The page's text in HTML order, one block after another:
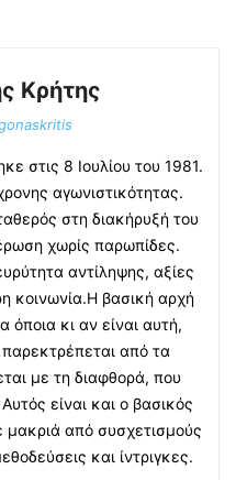
Κρήτης
στις 8 Ιουλίου του 1981.
αγωνιστικότητας.
στη διακήρυξή του
χωρίς παρωπίδες.
αντίληψης, αξίες
κοινωνία.Η βασική αρχή
όποια κι αν είναι αυτή,
παρεκτρέπεται από τα
με τη διαφθορά, που
είναι και ο βασικός
μακριά από συσχετισμούς
και ίντριγκες.